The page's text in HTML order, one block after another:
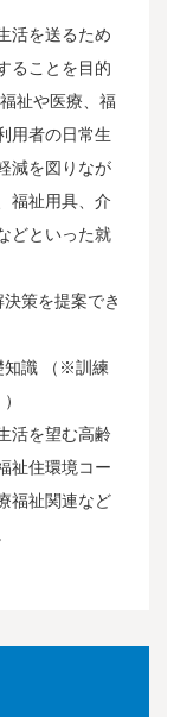
活を送るため
ることを目的
祉や医療、福
用者の日常生
減を図りなが
福祉用具、介
どといった就
策を提案でき
知識 （※訓練
活を望む高齢
祉住環境コー
福祉関連など